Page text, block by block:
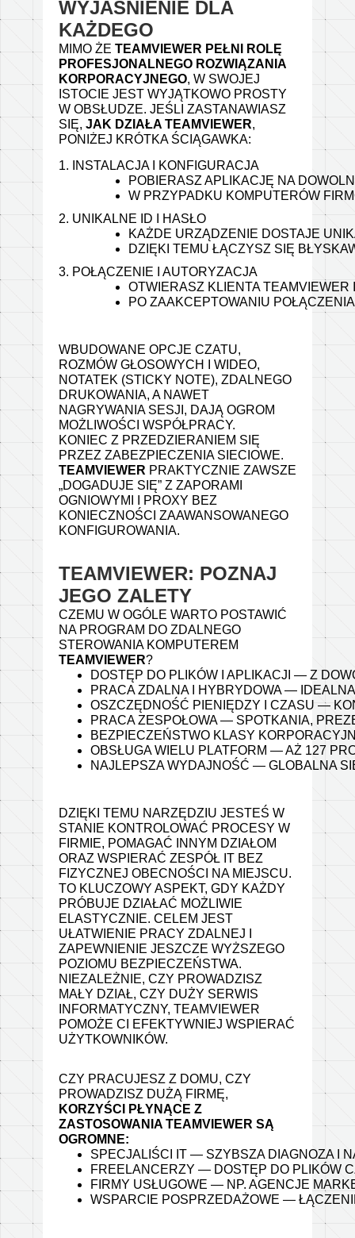
WYJAŚNIENIE DLA
KAŻDEGO
MIMO ŻE TEAMVIEWER PEŁNI ROLĘ
PROFESJONALNEGO ROZWIĄZANIA
KORPORACYJNEGO, W SWOJEJ
ISTOCIE JEST WYJĄTKOWO PROSTY
W OBSŁUDZE. JEŚLI ZASTANAWIASZ
SIĘ, JAK DZIAŁA TEAMVIEWER,
PONIŻEJ KRÓTKA ŚCIĄGAWKA:
1. INSTALACJA I KONFIGURACJA
POBIERASZ APLIKACJĘ NA
W PRZYPADKU KOMPUTERÓW
2. UNIKALNE ID I HASŁO
KAŻDE URZĄDZENIE DOSTAJE
DZIĘKI TEMU ŁĄCZYSZ SIĘ
3. POŁĄCZENIE I AUTORYZACJA
OTWIERASZ KLIENTA
PO ZAAKCEPTOWANIU
WBUDOWANE OPCJE CZATU,
ROZMÓW GŁOSOWYCH I WIDEO,
NOTATEK (STICKY NOTE), ZDALNEGO
DRUKOWANIA, A NAWET
NAGRYWANIA SESJI, DAJĄ OGROM
MOŻLIWOŚCI WSPÓŁPRACY.
KONIEC Z PRZEDZIERANIEM SIĘ
PRZEZ ZABEZPIECZENIA SIECIOWE.
TEAMVIEWER PRAKTYCZNIE ZAWSZE
„DOGADUJE SIĘ” Z ZAPORAMI
OGNIOWYMI I PROXY BEZ
KONIECZNOŚCI ZAAWANSOWANEGO
KONFIGUROWANIA.
TEAMVIEWER: POZNAJ
JEGO ZALETY
CZEMU W OGÓLE WARTO POSTAWIĆ
NA PROGRAM DO ZDALNEGO
STEROWANIA KOMPUTEREM
TEAMVIEWER?
DOSTĘP DO PLIKÓW I APLIKACJI — Z
PRACA ZDALNA I HYBRYDOWA —
OSZCZĘDNOŚĆ PIENIĘDZY I CZASU —
PRACA ZESPOŁOWA — SPOTKANIA,
BEZPIECZEŃSTWO KLASY
OBSŁUGA WIELU PLATFORM — AŻ 127
NAJLEPSZA WYDAJNOŚĆ — GLOBALNA
DZIĘKI TEMU NARZĘDZIU JESTEŚ W
STANIE KONTROLOWAĆ PROCESY W
FIRMIE, POMAGAĆ INNYM DZIAŁOM
ORAZ WSPIERAĆ ZESPÓŁ IT BEZ
FIZYCZNEJ OBECNOŚCI NA MIEJSCU.
TO KLUCZOWY ASPEKT, GDY KAŻDY
PRÓBUJE DZIAŁAĆ MOŻLIWIE
ELASTYCZNIE. CELEM JEST
UŁATWIENIE PRACY ZDALNEJ I
ZAPEWNIENIE JESZCZE WYŻSZEGO
POZIOMU BEZPIECZEŃSTWA.
NIEZALEŻNIE, CZY PROWADZISZ
MAŁY DZIAŁ, CZY DUŻY SERWIS
INFORMATYCZNY, TEAMVIEWER
POMOŻE CI EFEKTYWNIEJ WSPIERAĆ
UŻYTKOWNIKÓW.
CZY PRACUJESZ Z DOMU, CZY
PROWADZISZ DUŻĄ FIRMĘ,
KORZYŚCI PŁYNĄCE Z
ZASTOSOWANIA TEAMVIEWER SĄ
OGROMNE:
SPECJALIŚCI IT — SZYBSZA DIAGNOZA I
FREELANCERZY — DOSTĘP DO PLIKÓW
FIRMY USŁUGOWE — NP. AGENCJE
WSPARCIE POSPRZEDAŻOWE —